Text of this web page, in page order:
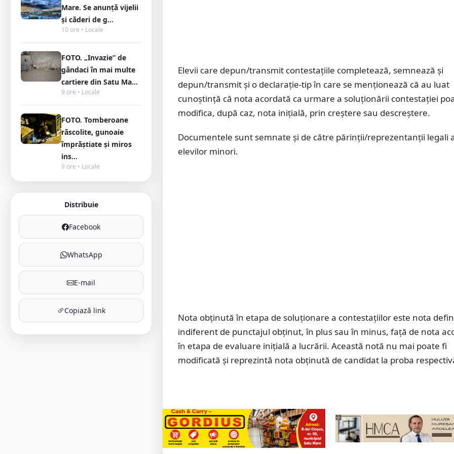
Mare. Se anunță vijelii
și căderi de g...
10 ore • Locale
FOTO. „Invazie” de
gândaci în mai multe
cartiere din Satu Ma...
9 ore • Locale
FOTO. Tomberoane
răscolite, gunoaie
împrăștiate și miros
ins...
9 ore • Locale
Distribuie
Facebook
WhatsApp
E-mail
Copiază link
Elevii care depun/transmit contestațiile completează, semnează și
depun/transmit și o declarație-tip în care se menționează că au luat
cunoștință că nota acordată ca urmare a soluționării contestației
modifica, după caz, nota inițială, prin creștere sau descreștere.
Documentele sunt semnate și de către părinții/reprezentanții legali
elevilor minori.
Nota obţinută în etapa de soluţionare a contestaţiilor este nota
indiferent de punctajul obţinut, în plus sau în minus, faţă de nota
în etapa de evaluare iniţială a lucrării. Această notă nu mai poate fi
modificată şi reprezintă nota obţinută de candidat la proba